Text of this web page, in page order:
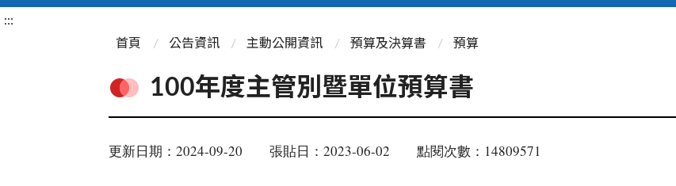
:::
首頁
公告資訊 主動公開資訊 預算及決算書 預算
100年度主管別暨單位預算書
更新日期：2024-09-20 張貼日：2023-06-02 點閱次數：14809571